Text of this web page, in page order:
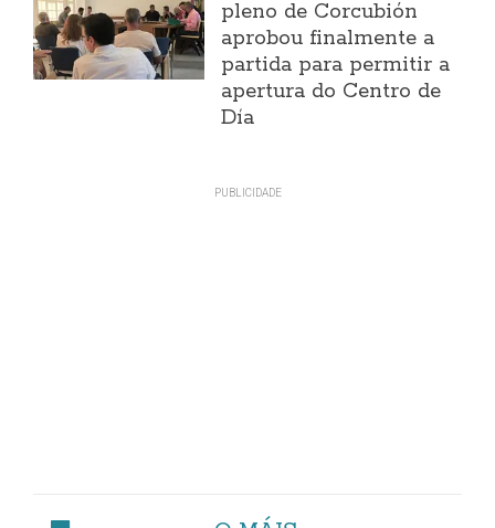
pleno de Corcubión
aprobou finalmente a
partida para permitir a
apertura do Centro de
Día